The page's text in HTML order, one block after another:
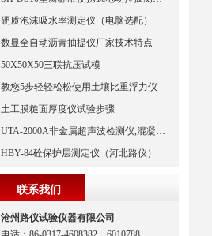
硬质泡沫吸水率测定仪（电脑选配）
数显全自动沥青抽提仪厂家技术特点
50X50X50三联抗压试模
教您5步轻轻松松使用土壤比重浮力仪
土工膜糙面厚度仪试验步骤
UTA-2000A非金属超声波检测仪,混凝土超声波检测仪,非金属超声分析仪（河北路仪）
HBY-84砼保护层测定仪（河北路仪）
联系我们
沧州路仪试验仪器有限公司